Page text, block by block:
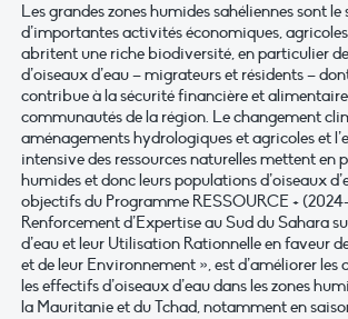
Les grandes zones humides sahéliennes sont le
d’importantes activités économiques,
abritent une riche biodiversité, en particulier
d’oiseaux d’eau – migrateurs et résidents –
contribue à la sécurité financière et
communautés de la région. Le changement
aménagements hydrologiques et agricoles et
intensive des ressources naturelles mettent en
humides et donc leurs populations d’oiseaux
objectifs du Programme RESSOURCE +
Renforcement d’Expertise au Sud du Sahara
d’eau et leur Utilisation Rationnelle en faveur
et de leur Environnement », est d’améliorer les
les effectifs d’oiseaux d’eau dans les zones
la Mauritanie et du Tchad, notamment en